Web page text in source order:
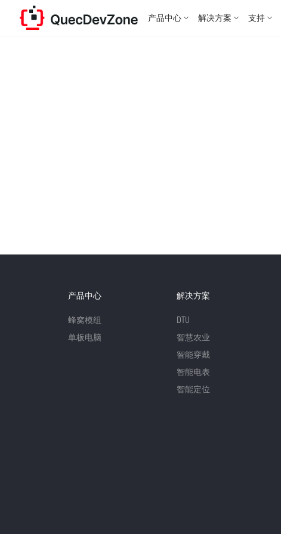
产品中心 解决方案 支持
产品中心
蜂窝模组
单板电脑
解决方案
DTU
智慧农业
智能穿戴
智能电表
智能定位